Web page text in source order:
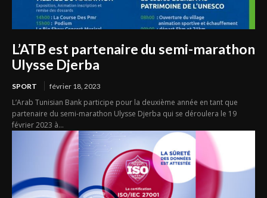
L’ATB est partenaire du semi-marathon
Ulysse Djerba
SPORT février 18, 2023
L’Arab Tunisian Bank participe pour la deuxième année en tant que
partenaire du semi-marathon Ulysse Djerba qui se déroulera le 19
février 2023 à...